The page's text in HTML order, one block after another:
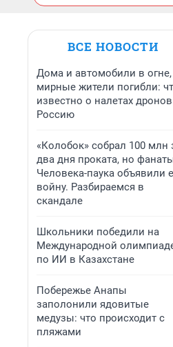
ВСЕ НОВОСТИ
Дома и автомобили в огне,
мирные жители погибли:
известно о налетах
Россию
«Колобок» собрал 100 млн
два дня проката, но
Человека-паука объявили
войну. Разбираемся в
скандале
Школьники победили на
Международной
по ИИ в Казахстане
Побережье Анапы
заполонили ядовитые
медузы: что происходит с
пляжами